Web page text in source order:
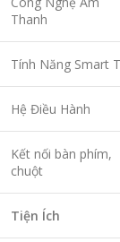
Thanh
Tính Năng Smart
Hệ Điều Hành
Kết nối bàn phím,
chuột
Tiện Ích